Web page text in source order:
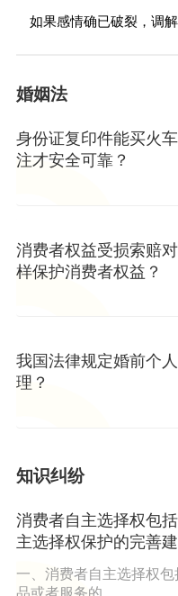
如果感情确已破裂，调
婚姻法
身份证复印件能买火
注才安全可靠？
消费者权益受损索赔
样保护消费者权益？
我国法律规定婚前个
理？
知识纠纷
消费者自主选择权包
主选择权保护的完善
一、消费者自主选择权
品或者服务的...